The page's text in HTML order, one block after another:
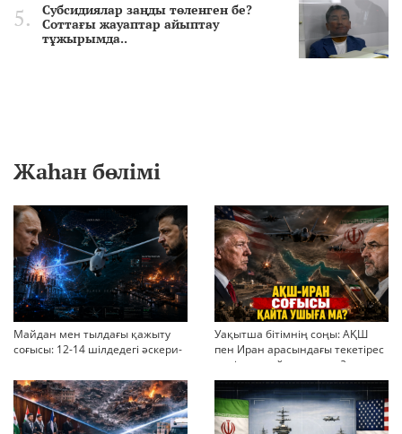
Субсидиялар заңды төленген бе?
Соттағы жауаптар айыптау
тұжырымда..
Жаһан бөлімі
Майдан мен тылдағы қажыту
соғысы: 12-14 шілдедегі әскери-
Уақытша бітімнің соңы: АҚШ
пен Иран арасындағы текетірес
неліктен қайта ушықты?